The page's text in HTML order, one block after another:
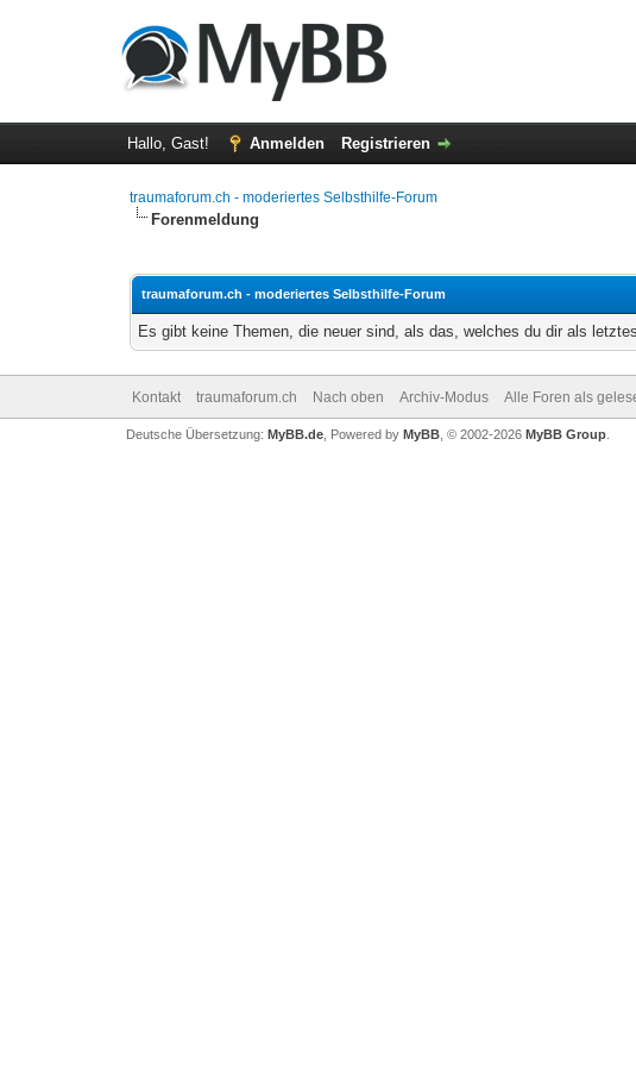
Hallo, Gast! Anmelden Registrieren
traumaforum.ch - moderiertes Selbsthilfe-Forum
Forenmeldung
traumaforum.ch - moderiertes Selbsthilfe-Forum
Es gibt keine Themen, die neuer sind, als das, welches du dir als
Kontakt traumaforum.ch Nach oben Archiv-Modus Alle Foren als
Deutsche Übersetzung: MyBB.de, Powered by MyBB, © 2002-2026 MyBB Group.